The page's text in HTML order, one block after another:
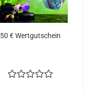
50 € Wertgutschein